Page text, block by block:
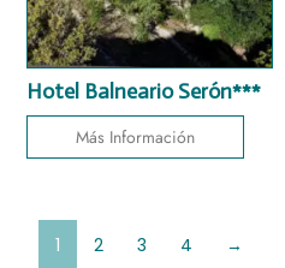
Hotel Balneario Serón***
Más Información
1 2 3 4 →